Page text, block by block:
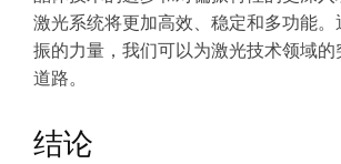
激光系统将更加高效、稳定和多功能
振的力量，我们可以为激光技术领域
道路。
结论